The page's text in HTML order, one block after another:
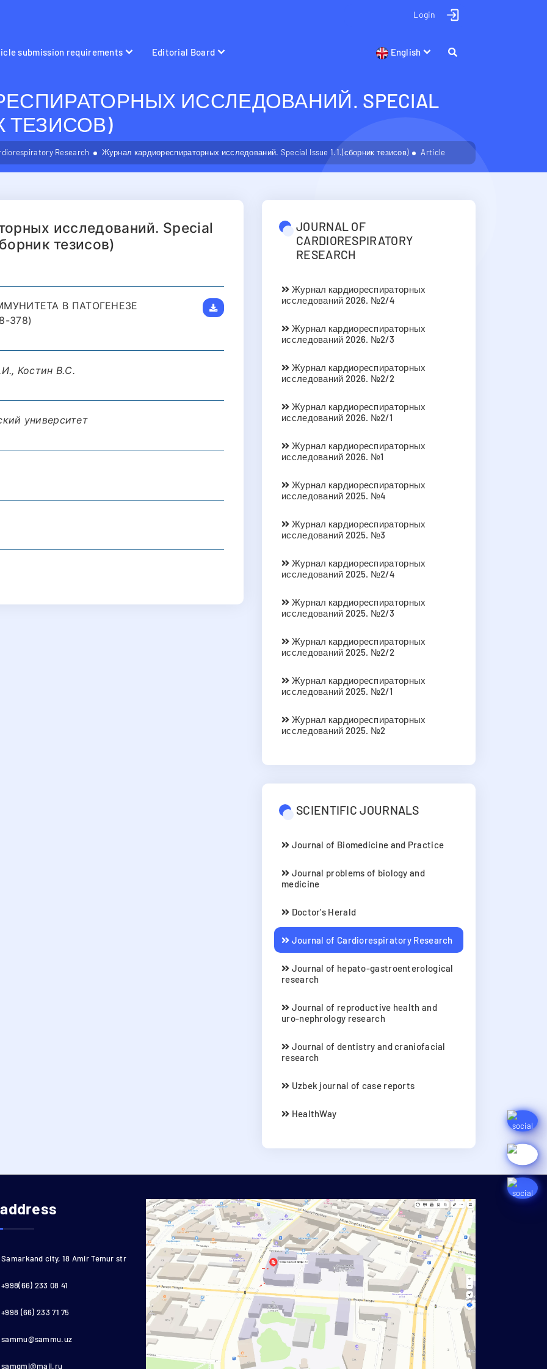
Login
submission requirements Editorial Board English
ИССЛЕДОВАНИЙ. SPECIAL
ТЕЗИСОВ)
Research Журнал кардиореспираторных исследований. Special Issue 1.1.(сборник тезисов) Article
исследований. Special
тезисов)
В ПАТОГЕНЕЗЕ
378)
Костин В.С.
университет
JOURNAL OF
CARDIORESPIRATORY
RESEARCH
Журнал кардиореспираторных
исследований 2026. №2/4
Журнал кардиореспираторных
исследований 2026. №2/3
Журнал кардиореспираторных
исследований 2026. №2/2
Журнал кардиореспираторных
исследований 2026. №2/1
Журнал кардиореспираторных
исследований 2026. №1
Журнал кардиореспираторных
исследований 2025. №4
Журнал кардиореспираторных
исследований 2025. №3
Журнал кардиореспираторных
исследований 2025. №2/4
Журнал кардиореспираторных
исследований 2025. №2/3
Журнал кардиореспираторных
исследований 2025. №2/2
Журнал кардиореспираторных
исследований 2025. №2/1
Журнал кардиореспираторных
исследований 2025. №2
SCIENTIFIC JOURNALS
Journal of Biomedicine and Practice
Journal problems of biology and
medicine
Doctor's Herald
Journal of Cardiorespiratory Research
Journal of hepato-gastroenterological
research
Journal of reproductive health and
uro-nephrology research
Journal of dentistry and craniofacial
research
Uzbek journal of case reports
HealthWay
Samarkand city, 18 Amir Temur str
+998(66) 233 08 41
+998 (66) 233 71 75
sammu@sammu.uz
samgmi@mail.ru